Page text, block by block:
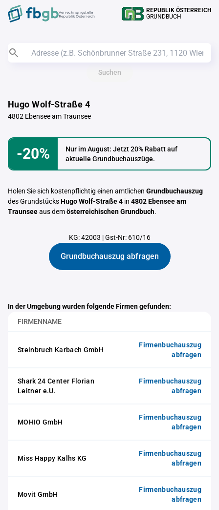
Verrechnungstelle
Republik Österreich
REPUBLIK ÖSTERREICH
GRUNDBUCH
Suchen
Hugo Wolf-Straße 4
4802 Ebensee am Traunsee
-20%
Nur im August: Jetzt 20% Rabatt auf
aktuelle Grundbuchauszüge.
Holen Sie sich kostenpflichtig einen amtlichen Grundbuchauszug
des GrundstücksHugo Wolf-Straße 4 in 4802 Ebensee am
Traunseeaus demösterreichischen Grundbuch.
KG: 42003 |Gst-Nr: 610/16
Grundbuchauszug abfragen
In der Umgebung wurden folgende Firmen gefunden:
FIRMENNAME
Steinbruch Karbach GmbH
Firmenbuchauszug
abfragen
Shark 24 Center Florian
Leitner e.U.
Firmenbuchauszug
abfragen
MOHIO GmbH
Firmenbuchauszug
abfragen
Miss Happy Kalhs KG
Firmenbuchauszug
abfragen
Movit GmbH
Firmenbuchauszug
abfragen